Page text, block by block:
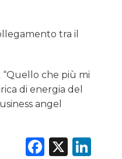
tra il
“Quello che più mi
di energia del
angel
X